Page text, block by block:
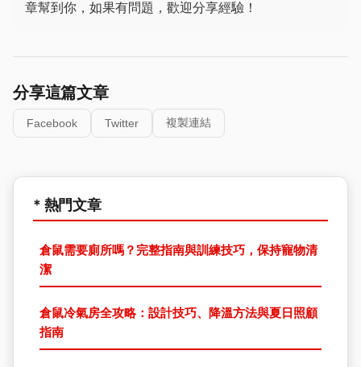
章幫到你，如果有問題，歡迎分享經驗！
分享這篇文章
Facebook Twitter 複製連結
* 熱門文章
倉鼠需要廁所嗎？完整指南與訓練技巧，保持寵物清
潔
倉鼠冷氣房全攻略：設計技巧、降溫方法與夏日照顧
指南